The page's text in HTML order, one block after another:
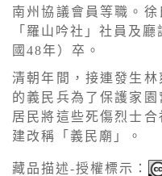
南州協議會員等職。
「羅山吟社」社員及
國48年）卒。
清朝年間，接連發生
的義民兵為了保護家
居民將這些死傷烈士
建改稱「義民廟」。
藏品描述-授權標示：